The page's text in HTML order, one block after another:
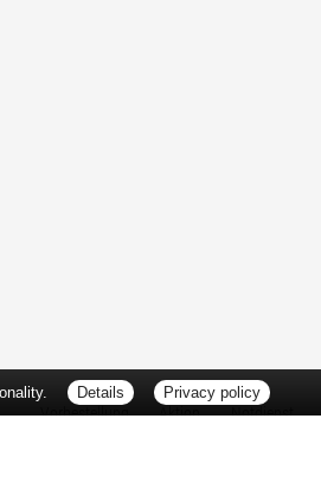
Vorbestellung Aktion Notdienst
Details Privacy policy